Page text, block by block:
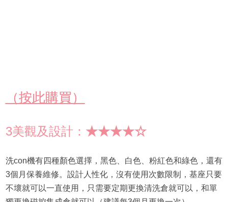
（按此購買）
3美觀及設計： ★★★★☆
洗con機有四種顏色選擇，黑色、白色、粉紅色和綠色，還有
3個月保養維修。設計人性化，沒有使用次數限制，基座只要
不壞就可以一直使用，只需要定期更換清洗倉就可以，和單